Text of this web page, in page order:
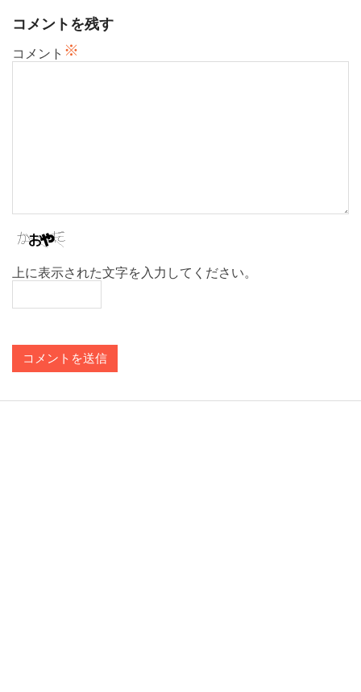
シ
ョ
コメントを残す
コメント ※
上に表示された文字を入力してください。